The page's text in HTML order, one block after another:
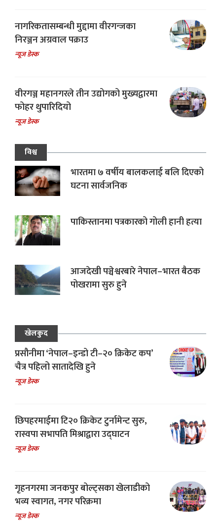
नागरिकतासम्बन्धी मुद्दामा वीरगन्जका
निरञ्जन अग्रवाल पक्राउ
न्यूज डेस्क
वीरगञ्ज महानगरले तीन उद्योगको मुख्यद्वारमा
फोहर थुपारिदियो
न्यूज डेस्क
विश्व
भारतमा ७ वर्षीय बालकलाई बलि दिएको
घटना सार्वजनिक
पाकिस्तानमा पत्रकारको गोली हानी हत्या
आजदेखी पञ्चेश्वरबारे नेपाल–भारत बैठक
पोखरामा सुरु हुने
खेलकुद
प्रसौनीमा ‘नेपाल–इन्डो टी–२० क्रिकेट कप’
चैत्र पहिलो सातादेखि हुने
न्यूज डेस्क
छिपहरमाईमा टि२० क्रिकेट टुर्नामेन्ट सुरु,
रास्वपा सभापति मिश्राद्वारा उद्घाटन
न्यूज डेस्क
गृहनगरमा जनकपुर बोल्ट्सका खेलाडीको
भव्य स्वागत, नगर परिक्रमा
न्यूज डेस्क